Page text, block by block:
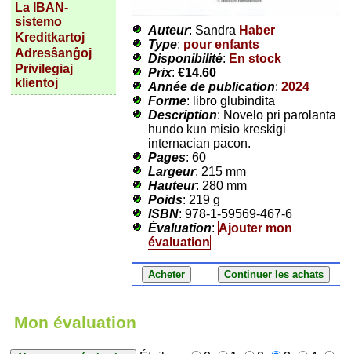
La IBAN-
sistemo
Kreditkartoj
Adresŝanĝoj
Privilegiaj
klientoj
Auteur: Sandra Haber
Type: pour enfants
Disponibilité: En stock
Prix: €14.60
Année de publication: 2024
Forme: libro glubindita
Description: Novelo pri parolanta
hundo kun misio kreskigi
internacian pacon.
Pages: 60
Largeur: 215 mm
Hauteur: 280 mm
Poids: 219 g
ISBN: 978-1-59569-467-6
Évaluation: Ajouter mon
évaluation
Mon évaluation